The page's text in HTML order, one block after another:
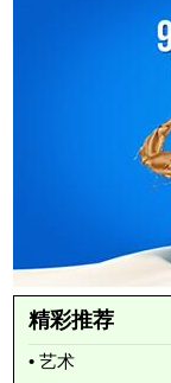
精彩推荐
• 艺术